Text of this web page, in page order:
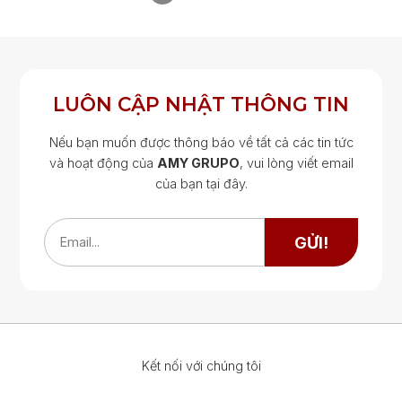
LUÔN CẬP NHẬT THÔNG TIN
Nếu bạn muốn được thông báo về tất cả các tin tức
và hoạt động của AMY GRUPO, vui lòng viết email
của bạn tại đây.
Email... GỬI!
Kết nối với chúng tôi